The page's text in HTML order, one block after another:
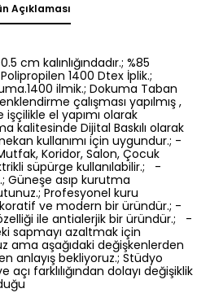
Açıklaması
cm kalınlığındadır.; %85
1400 Dtex İplik.;
ilmik.; Dokuma Taban
çalışması yapılmış ,
işçilikle el yapımı olarak
kalitesinde Dijital Baskılı olarak
kullanımı için uygundur.; -
Koridor, Salon, Çocuk
süpürge kullanılabilir.; -
Güneşe asıp kurutma
Profesyonel kuru
ve modern bir üründür.; -
ile antialerjik bir üründür.; -
sapmayı azaltmak için
ama aşağıdaki değişkenlerden
anlayış bekliyoruz.; Stüdyo
açı farklılığından dolayı değişiklik